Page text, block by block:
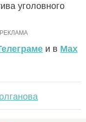
уголовного
и в Max